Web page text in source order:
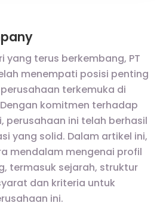
yang terus berkembang, PT
menempati posisi penting
terkemuka di
komitmen terhadap
perusahaan ini telah berhasil
yang solid. Dalam artikel ini,
mendalam mengenai profil
termasuk sejarah, struktur
dan kriteria untuk
ini.